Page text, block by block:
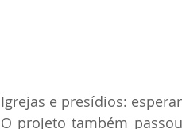
Igrejas e presídios:
O projeto também